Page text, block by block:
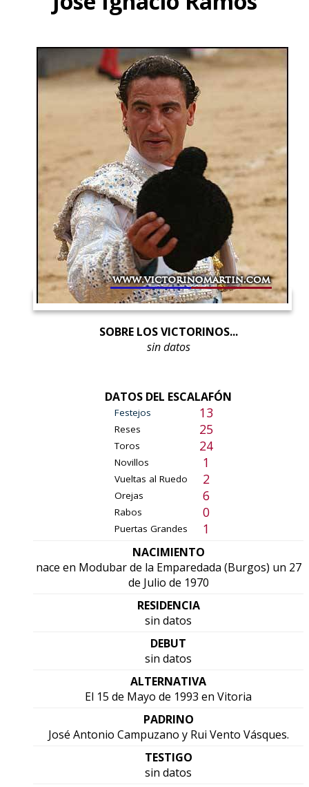
SOBRE LOS VICTORINOS...
sin datos
DATOS DEL ESCALAFÓN
Festejos 13
Reses 25
Toros 24
Novillos 1
Vueltas al Ruedo 2
Orejas 6
Rabos 0
Puertas Grandes 1
NACIMIENTO
nace en Modubar de la Emparedada (Burgos) un 27
de Julio de 1970
RESIDENCIA
sin datos
DEBUT
sin datos
ALTERNATIVA
El 15 de Mayo de 1993 en Vitoria
PADRINO
José Antonio Campuzano y Rui Vento Vásques.
TESTIGO
sin datos